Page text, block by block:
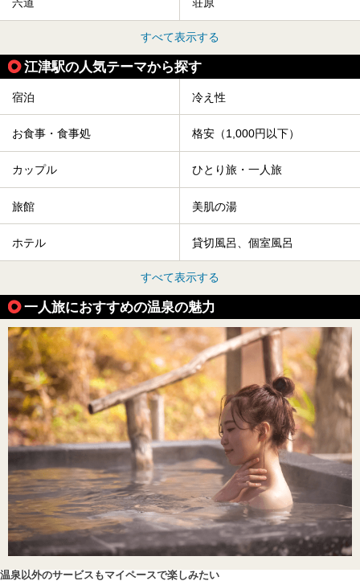
宍道 荘原
すべて表示する
江津駅の人気テーマから探す
宿泊 冷え性
お食事・食事処 格安（1,000円以下）
カップル ひとり旅・一人旅
旅館 美肌の湯
ホテル 貸切風呂、個室風呂
すべて表示する
一人旅におすすめの温泉の魅力
温泉以外のサービスもマイペースで楽しみたい